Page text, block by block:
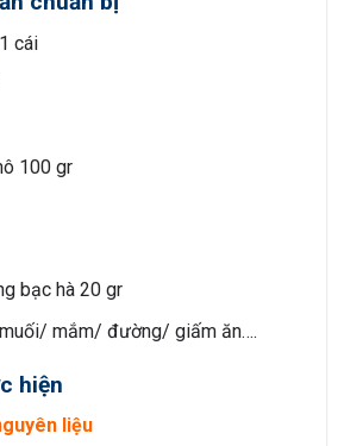
cái
100 gr
bạc hà 20 gr
mắm/ đường/ giấm ăn….
hiện
liệu